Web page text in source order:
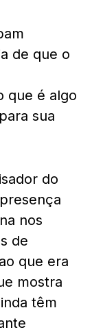
de que o
que é algo
sua
do
nos
de
que era
mostra
têm